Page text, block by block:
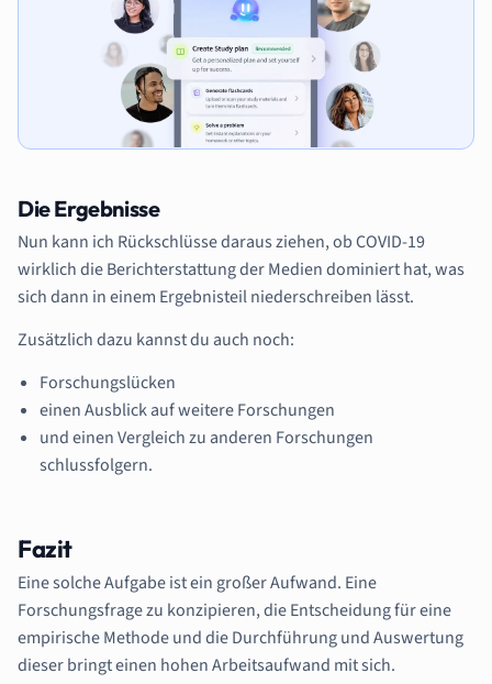
Die Ergebnisse
Nun kann ich Rückschlüsse daraus ziehen, ob COVID-19
wirklich die Berichterstattung der Medien dominiert hat, was
sich dann in einem Ergebnisteil niederschreiben lässt.
Zusätzlich dazu kannst du auch noch:
Forschungslücken
einen Ausblick auf weitere Forschungen
und einen Vergleich zu anderen Forschungen
schlussfolgern.
Fazit
Eine solche Aufgabe ist ein großer Aufwand. Eine
Forschungsfrage zu konzipieren, die Entscheidung für eine
empirische Methode und die Durchführung und Auswertung
dieser bringt einen hohen Arbeitsaufwand mit sich.